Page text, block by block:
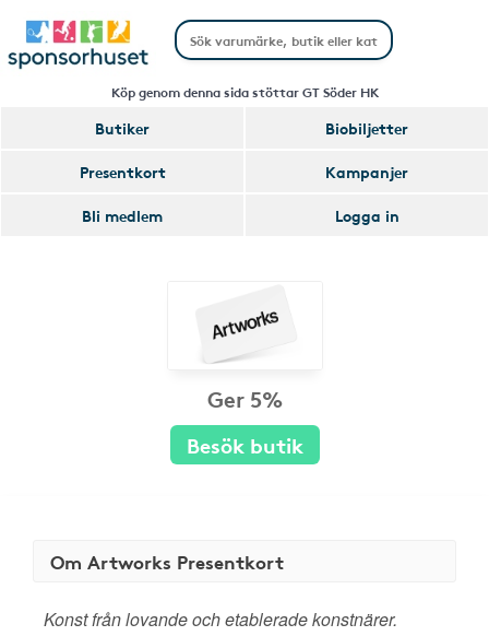
Köp genom denna sida stöttar GT Söder HK
Butiker
Biobiljetter
Presentkort
Kampanjer
Bli medlem
Logga in
Ger 5%
Besök butik
Om Artworks Presentkort
Konst från lovande och etablerade konstnärer.